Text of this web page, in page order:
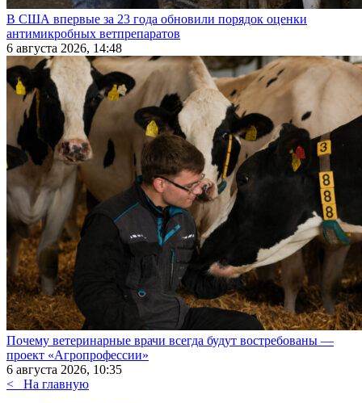
В США впервые за 23 года обновили порядок оценки
антимикробных ветпрепаратов
6 августа 2026, 14:48
Почему ветеринарные врачи всегда будут востребованы —
проект «Агропрофессии»
6 августа 2026, 10:35
<
На главную